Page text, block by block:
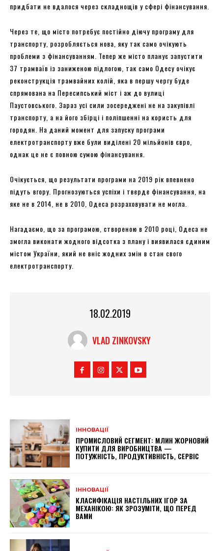
придбати не вдалося через складнощів у сфері фінансування.
Через те, що місто потребує постійно діючу програму для
транспорту, розробляється нова, яку так само очікують
проблеми з фінансуванням. Тепер же місто планує запустити
37 трамваїв із заниженою підлогою, так само Одесу очікує
реконструкція трамвайних колій, яка в першу чергу буде
спрямована на Пересипський міст і аж до вулиці
Паустовського. Зараз усі сили зосереджені не на закупівлі
транспорту, а на його збірці і поліпшенні на користь для
городян. На даний момент для запуску програми
електротранспорту вже були виділені 20 мільйонів євро,
однак це не є повною сумою фінансування.
Очікується, що результати програми на 2019 рік впевнено
підуть вгору. Прогнозуються успіхи і тверде фінансування, на
яке не в 2014, не в 2010, Одеса розраховувати не могла.
Нагадаємо, що за програмою, створеною в 2010 році, Одеса не
змогла виконати жодного відсотка з плану і виявилася єдиним
містом України, який не вніс жодних змін в стан свого
електротранспорту.
18.02.2019
VLAD ZINKOVSKY
ІННОВАЦІЇ
ПРОМИСЛОВИЙ СЕГМЕНТ: МЛИН ЖОРНОВИЙ
КУПИТИ ДЛЯ ВИРОБНИЦТВА —
ПОТУЖНІСТЬ, ПРОДУКТИВНІСТЬ, СЕРВІС
ІННОВАЦІЇ
КЛАСИФІКАЦІЯ НАСТІЛЬНИХ ІГОР ЗА
МЕХАНІКОЮ: ЯК ЗРОЗУМІТИ, ЩО ПЕРЕД
ВАМИ